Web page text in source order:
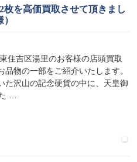
枚を高価買取させて頂きまし
住吉区湯里のお客様の店頭買取
物の一部をご紹介いたします。
た沢山の記念硬貨の中に、天皇御
…